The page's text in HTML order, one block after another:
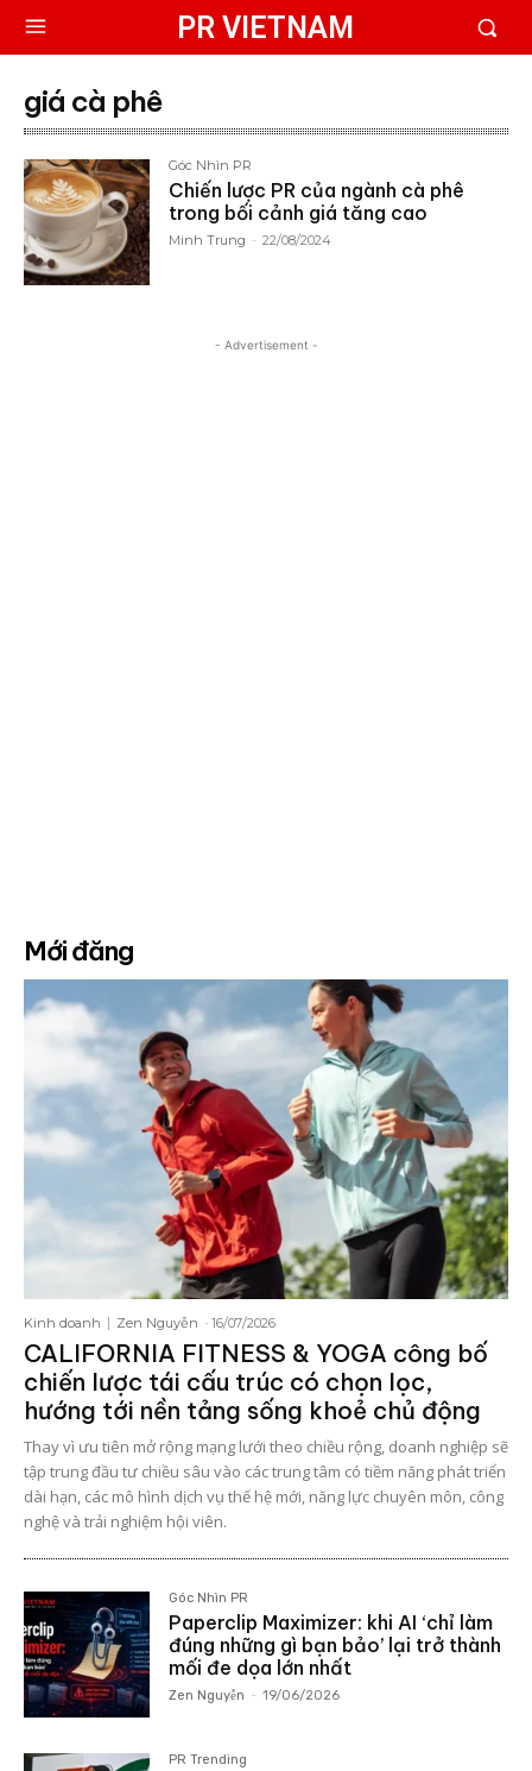
PR VIETNAM
giá cà phê
Góc Nhìn PR
Chiến lược PR của ngành cà phê
trong bối cảnh giá tăng cao
Minh Trung - 22/08/2024
- Advertisement -
Mới đăng
Kinh doanh Zen Nguyễn - 16/07/2026
CALIFORNIA FITNESS & YOGA công bố
chiến lược tái cấu trúc có chọn lọc,
hướng tới nền tảng sống khoẻ chủ động
Thay vì ưu tiên mở rộng mạng lưới theo chiều rộng, doanh nghiệp sẽ
tập trung đầu tư chiều sâu vào các trung tâm có tiềm năng phát triển
dài hạn, các mô hình dịch vụ thế hệ mới, năng lực chuyên môn, công
nghệ và trải nghiệm hội viên.
Góc Nhìn PR
Paperclip Maximizer: khi AI ‘chỉ làm
đúng những gì bạn bảo’ lại trở thành
mối đe dọa lớn nhất
Zen Nguyễn - 19/06/2026
PR Trending